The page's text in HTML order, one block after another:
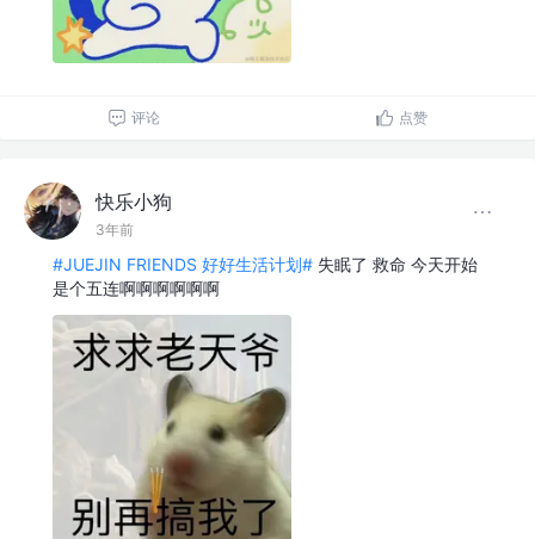
评论 点赞
快乐小狗
3年前
#JUEJIN FRIENDS 好好生活计划# 失眠了 救命 今天开始
是个五连啊啊啊啊啊啊